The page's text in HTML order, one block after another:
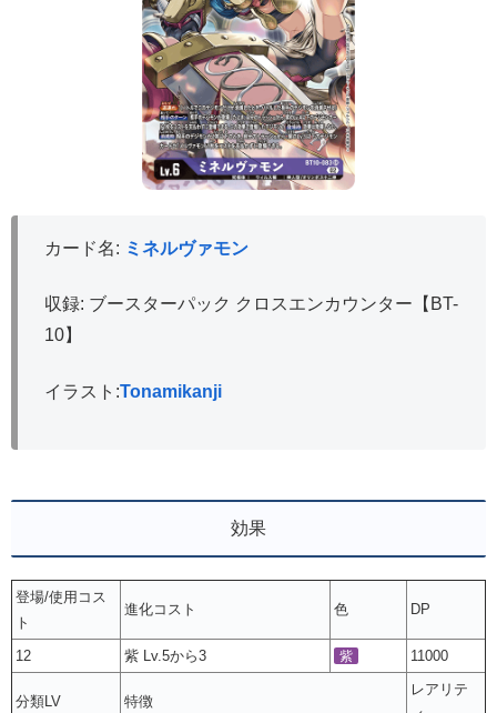
カード名: ミネルヴァモン
収録: ブースターパック クロスエンカウンター【BT-
10】
イラスト:Tonamikanji
効果
登場/使用コス
ト
進化コスト 色 DP
12 紫 Lv.5から3 紫 11000
分類LV 特徴
レアリテ